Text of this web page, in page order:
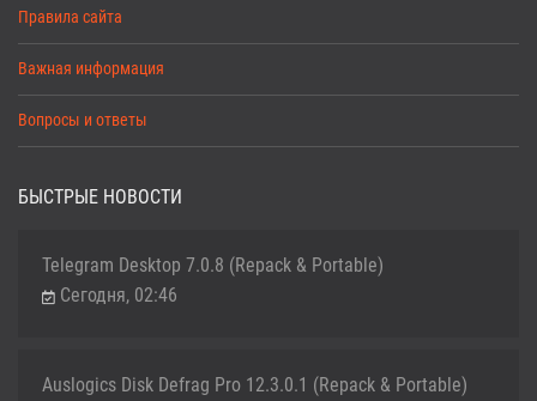
Правила сайта
Важная информация
Вопросы и ответы
БЫСТРЫЕ НОВОСТИ
Telegram Desktop 7.0.8 (Repack & Portable)
Сегодня, 02:46
Auslogics Disk Defrag Pro 12.3.0.1 (Repack & Portable)